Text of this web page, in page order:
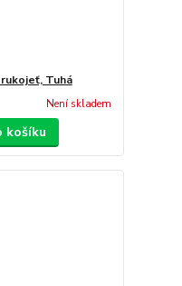
Tuhá
Není skladem
košíku